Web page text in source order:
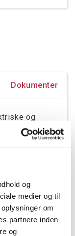
og
medier og til
om
partnere inden
og
Dokumenter
og
igen -